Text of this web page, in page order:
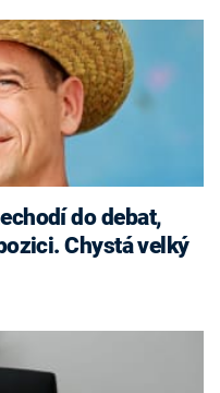
do debat,
Chystá velký